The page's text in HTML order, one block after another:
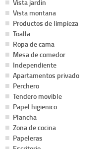
Vista jardin
Vista montana
Productos de limpieza
Toalla
Ropa de cama
Mesa de comedor
Independiente
Apartamentos privado
Perchero
Tendero movible
Papel higienico
Plancha
Zona de cocina
Papeleras